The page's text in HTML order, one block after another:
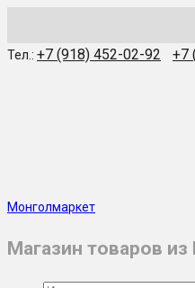
Тел.: +7 (918) 452-02-92 +7
Монголмаркет
Магазин товаров